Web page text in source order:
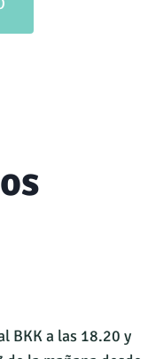
BKK a las 18.20 y